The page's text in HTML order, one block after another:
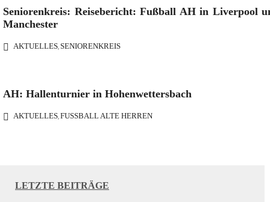
Seniorenkreis: Reisebericht: Fußball AH in Liverpool
Manchester
AKTUELLES, SENIORENKREIS
AH: Hallenturnier in Hohenwettersbach
AKTUELLES, FUSSBALL ALTE HERREN
LETZTE BEITRÄGE